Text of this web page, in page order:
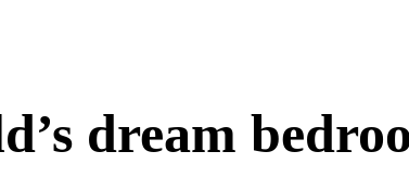
dream